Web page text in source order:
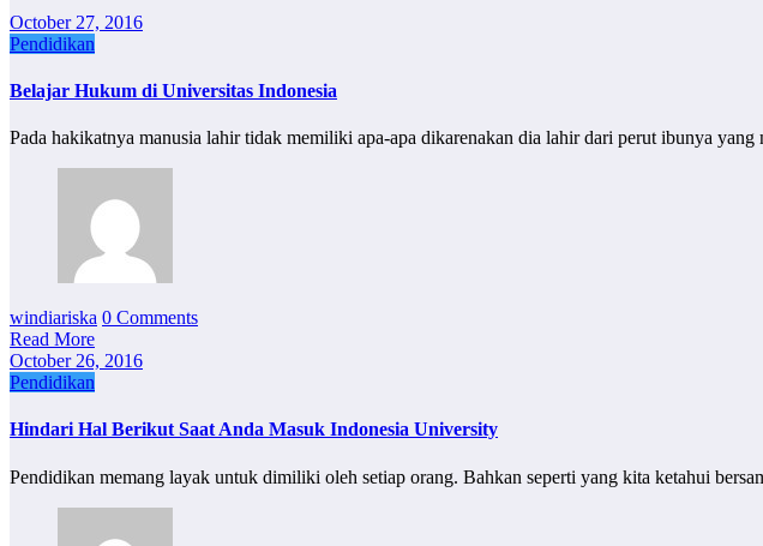
October 27, 2016
Pendidikan
Belajar Hukum di Universitas Indonesia
Pada hakikatnya manusia lahir tidak memiliki apa-apa dikarenakan dia lahir dari perut ibunya
windiariska 0 Comments
Read More
October 26, 2016
Pendidikan
Hindari Hal Berikut Saat Anda Masuk Indonesia University
Pendidikan memang layak untuk dimiliki oleh setiap orang. Bahkan seperti yang kita ketahui